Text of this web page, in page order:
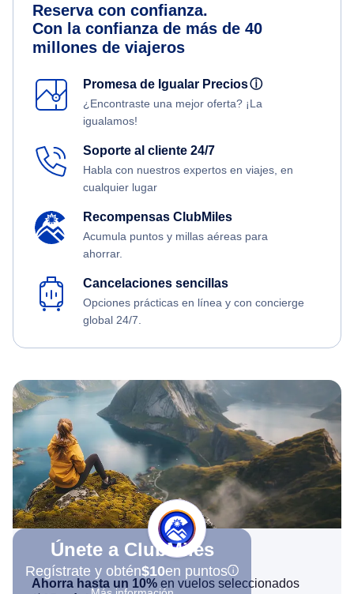
Reserva con confianza.
Con la confianza de más de 40
millones de viajeros
Promesa de Igualar Preciosⓘ
¿Encontraste una mejor oferta? ¡La
igualamos!
Soporte al cliente 24/7
Habla con nuestros expertos en viajes, en
cualquier lugar
Recompensas ClubMiles
Acumula puntos y millas aéreas para
ahorrar.
Cancelaciones sencillas
Opciones prácticas en línea y con concierge
global 24/7.
Únete a ClubMiles
Regístrate y obtén$10en puntos
Ahorra hasta un 10% en vuelos seleccionados